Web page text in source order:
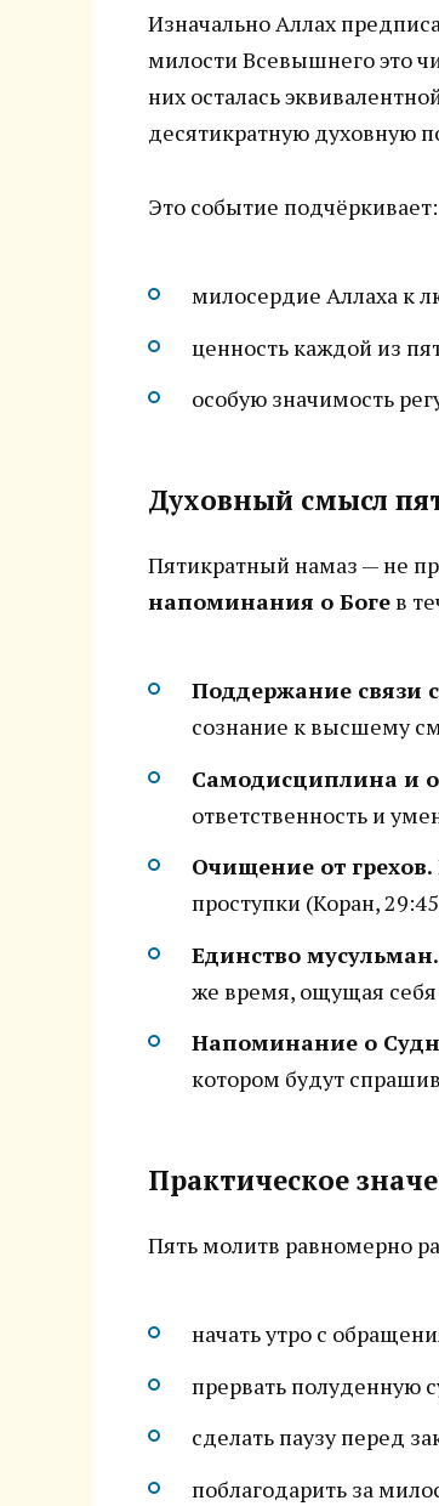
Изначально Аллах
милости Всевышнего это
них осталась
десятикратную духовную
Это событие подчёркивает:
милосердие Аллаха к
ценность каждой из
особую значимость
Духовный смысл
Пятикратный намаз — не
напоминания о Богев
Поддержание связи
сознание к высшему
Самодисциплина и
ответственность и
Очищение от грехов.
проступки (Коран,
Единство мусульман.
же время, ощущая
Напоминание о
котором будут
Практическое
Пять молитв равномерно
начать утро с
прервать полуденную
сделать паузу перед
поблагодарить за